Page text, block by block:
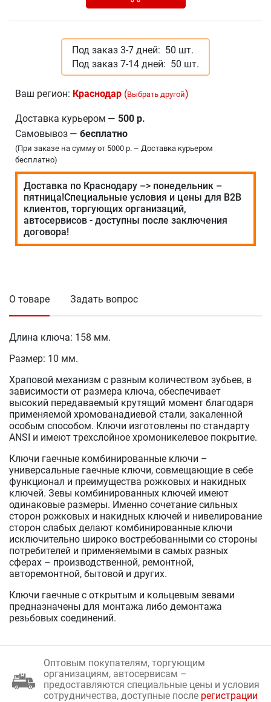
Под заказ 3-7 дней: 50 шт.
Под заказ 7-14 дней: 50 шт.
Ваш регион: Краснодар (Выбрать другой)
Доставка курьером — 500 р.
Самовывоз — бесплатно
(При заказе на сумму от 5000 р. – Доставка курьером
бесплатно)
Доставка по Краснодару –> понедельник –
пятница!Специальные условия и цены для В2В
клиентов, торгующих организаций,
автосервисов - доступны после заключения
договора!
О товаре Задать вопрос
Длина ключа: 158 мм.
Размер: 10 мм.
Храповой механизм с разным количеством зубьев, в
зависимости от размера ключа, обеспечивает
высокий передаваемый крутящий момент благодаря
применяемой хромованадиевой стали, закаленной
особым способом. Ключи изготовлены по стандарту
ANSI и имеют трехслойное хромоникелевое покрытие.
Ключи гаечные комбинированные ключи –
универсальные гаечные ключи, совмещающие в себе
функционал и преимущества рожковых и накидных
ключей. Зевы комбинированных ключей имеют
одинаковые размеры. Именно сочетание сильных
сторон рожковых и накидных ключей и нивелирование
сторон слабых делают комбинированные ключи
исключительно широко востребованными со стороны
потребителей и применяемыми в самых разных
сферах – производственной, ремонтной,
авторемонтной, бытовой и других.
Ключи гаечные с открытым и кольцевым зевами
предназначены для монтажа либо демонтажа
резьбовых соединений.
Оптовым покупателям, торгующим
организациям, автосервисам –
предоставляются специальные цены и условия
сотрудничества, доступные после регистрации